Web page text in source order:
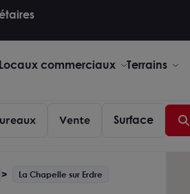
Locaux commerciaux Terrains
Vente Surface
La Chapelle sur Erdre